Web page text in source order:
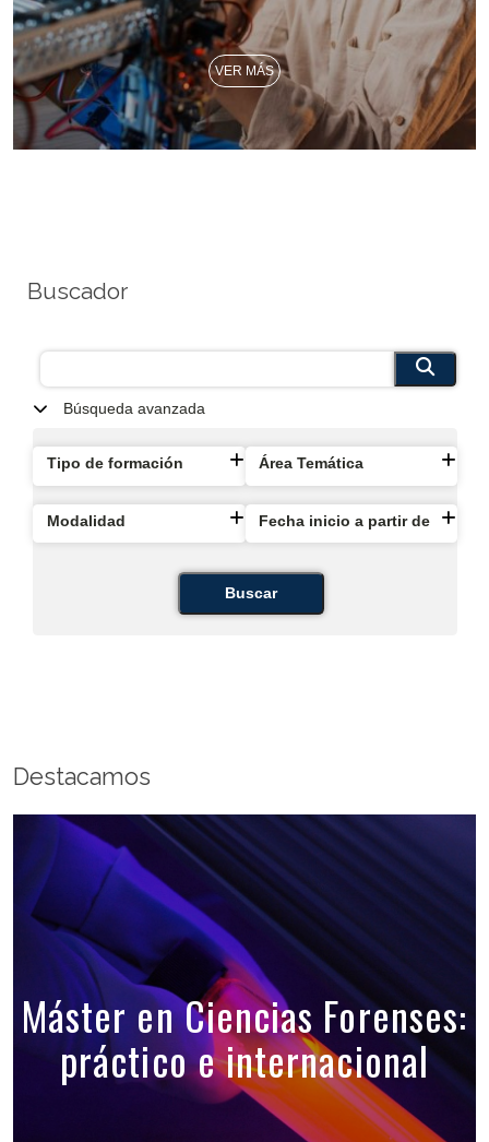
VER MÁS
Buscador
Búsqueda avanzada
Tipo de formación Área Temática
Modalidad Fecha inicio a partir de
Buscar
Destacamos
Máster en Ciencias Forenses:
práctico e internacional